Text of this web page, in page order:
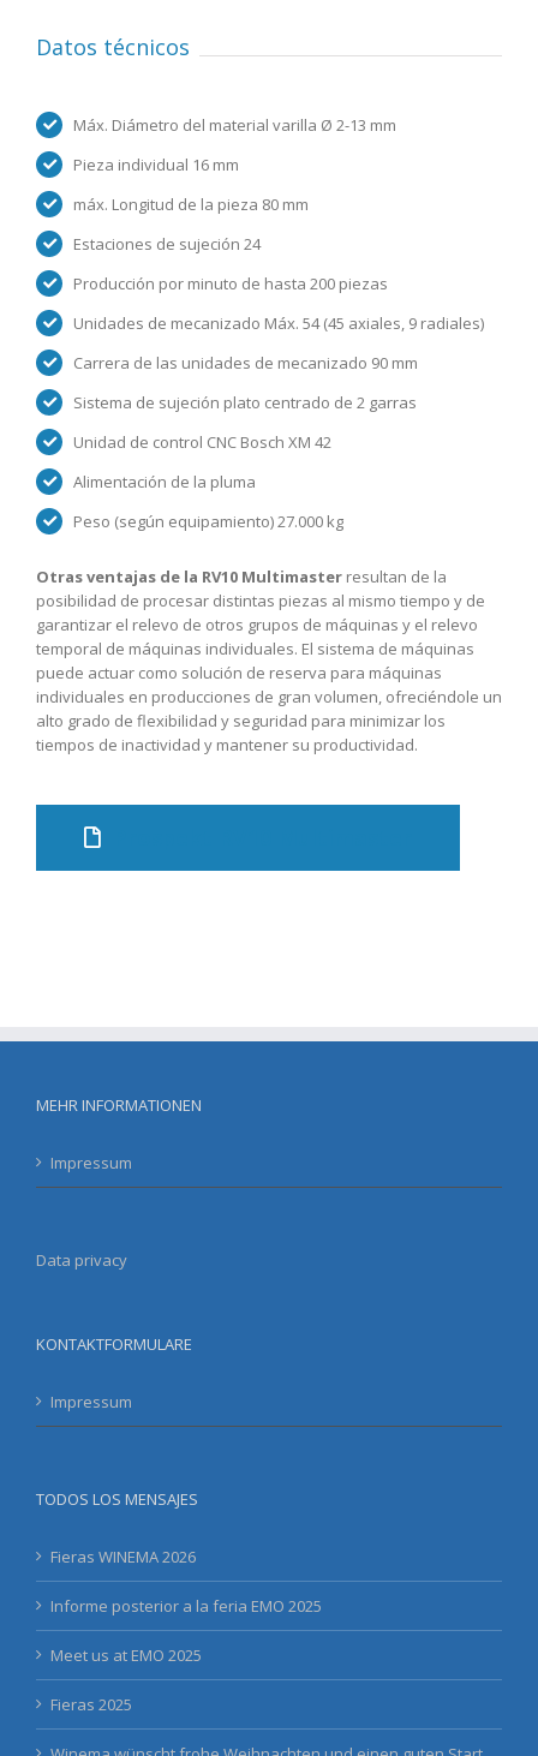
Datos técnicos
Máx. Diámetro del material varilla Ø 2-13 mm
Pieza individual 16 mm
máx. Longitud de la pieza 80 mm
Estaciones de sujeción 24
Producción por minuto de hasta 200 piezas
Unidades de mecanizado Máx. 54 (45 axiales, 9 radiales)
Carrera de las unidades de mecanizado 90 mm
Sistema de sujeción plato centrado de 2 garras
Unidad de control CNC Bosch XM 42
Alimentación de la pluma
Peso (según equipamiento) 27.000 kg
Otras ventajas de la RV10 Multimaster resultan de la
posibilidad de procesar distintas piezas al mismo tiempo y de
garantizar el relevo de otros grupos de máquinas y el relevo
temporal de máquinas individuales. El sistema de máquinas
puede actuar como solución de reserva para máquinas
individuales en producciones de gran volumen, ofreciéndole un
alto grado de flexibilidad y seguridad para minimizar los
tiempos de inactividad y mantener su productividad.
MEHR INFORMATIONEN
Impressum
Data privacy
KONTAKTFORMULARE
Impressum
TODOS LOS MENSAJES
Fieras WINEMA 2026
Informe posterior a la feria EMO 2025
Meet us at EMO 2025
Fieras 2025